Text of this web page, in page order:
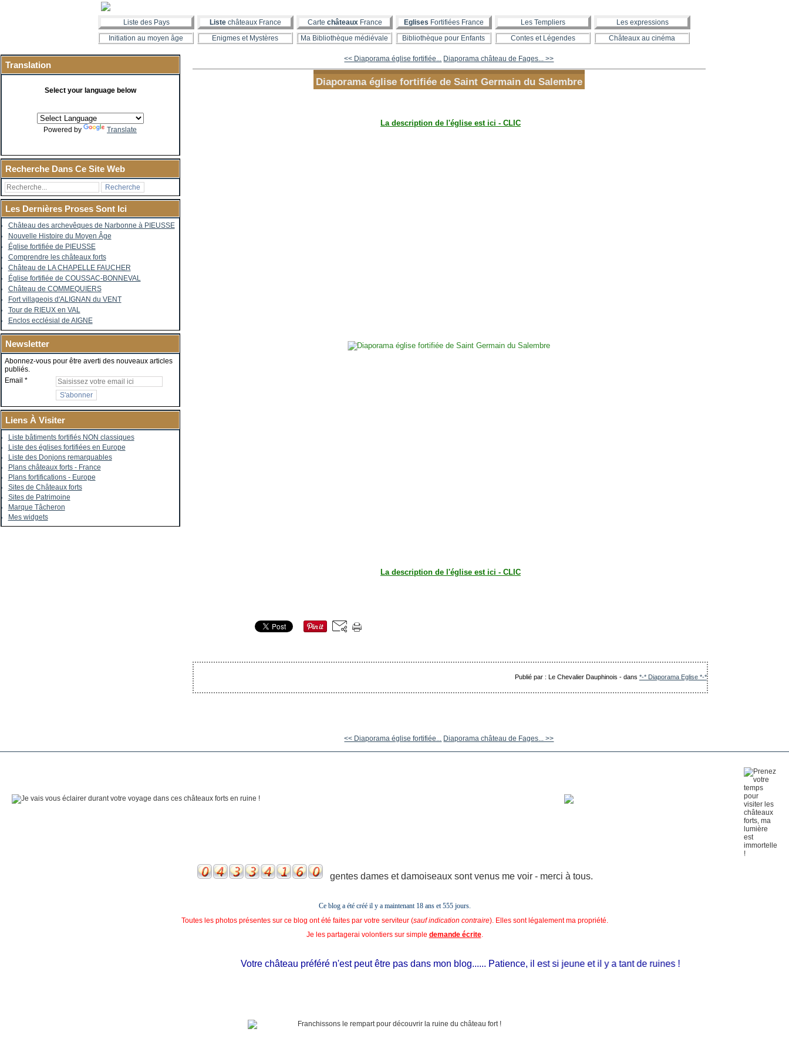
Liste des Pays Liste châteaux France Carte châteauxFrance Eglises Fortifiées France Les Templiers
Les expressions
Initiation au moyen âge
Enigmes et Mystères Ma Bibliothèque médiévale Bibliothèque pour Enfants Contes et Légendes Châteaux au cinéma
Translation
Select your language below
Powered by Translate
Recherche Dans Ce Site Web
Les Dernières Proses Sont Ici
Château des archevêques de Narbonne à PIEUSSE
Nouvelle Histoire du Moyen Âge
Église fortifiée de PIEUSSE
Comprendre les châteaux forts
Château de LA CHAPELLE FAUCHER
Église fortifiée de COUSSAC-BONNEVAL
Château de COMMEQUIERS
Fort villageois d'ALIGNAN du VENT
Tour de RIEUX en VAL
Enclos ecclésial de AIGNE
Newsletter
Abonnez-vous pour être averti des nouveaux articles
publiés.
Email
Liens À Visiter
Liste bâtiments fortifiés NON classiques
Liste des églises fortifiées en Europe
Liste des Donjons remarquables
Plans châteaux forts - France
Plans fortifications - Europe
Sites de Châteaux forts
Sites de Patrimoine
Marque Tâcheron
Mes widgets
<< Diaporama église fortifiée... Diaporama château de Fages... >>
Diaporama église fortifiée de Saint Germain du Salembre
La description de l'église est ici - CLIC
La description de l'église est ici - CLIC
Publié par : Le Chevalier Dauphinois -dans *-* Diaporama Eglise *-*
<< Diaporama église fortifiée... Diaporama château de Fages... >>
gentes dames et damoiseaux sont venus me voir - merci à tous.
Ce blog a été créé il y a maintenant 18 ans et555 jours.
Toutes les photos présentes sur ce blog ont été faites par votre serviteur (sauf indication contraire). Elles sont légalement ma propriété.
Je les partagerai volontiers sur simple demande écrite.
Votre château préféré n'est peut être pas dans mon blog...... Patience, il est si jeune et il y a tant de ruines !